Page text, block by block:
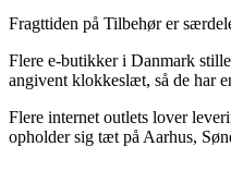
Fragttiden på Tilbehør er
Flere e-butikker i Danmark
angivent klokkeslæt, så de har
Flere internet outlets lover
opholder sig tæt på Aarhus,